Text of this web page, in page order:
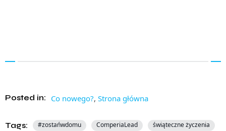
Posted in: Co nowego?, Strona główna
Tags: #zostańwdomu ComperiaLead
świąteczne życzenia